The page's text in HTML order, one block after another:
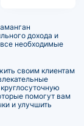
дохода и
необходимые
своим клиентам
помогут вам
и улучшить